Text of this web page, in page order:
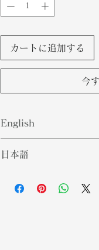
カートに追加する
今
English
in cavities in
material crystalize
日本語
部に形成されます。水